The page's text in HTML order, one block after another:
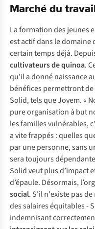
Marché du
La formation des jeunes
est actif dans le
certain temps déjà.
cultivateurs de quinoa.
qu'il a donné naissance
bénéfices permettront
Solid, tels que Jovem. «
pure organisation à but
les familles vulnérables,
a vite frappés : quelles
par une personne, sans
sera toujours
Solid veut plus d’impact
d’épaule. Désormais,
social. S'il n'existe pas
des salaires équitables -
indemnisant